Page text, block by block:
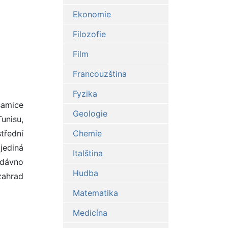
Ekonomie
Filozofie
Film
Francouzština
Fyzika
Geologie
Chemie
Italština
Hudba
Matematika
Medicína